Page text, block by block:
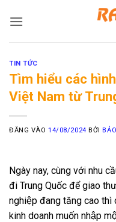
qua
TIN TỨC
Tìm hiểu các
Việt Nam từ
ĐĂNG VÀO14/08/2024 BỞI
Ngày nay, cùng với nhu
đi Trung Quốc để giao
nghiệp đang tăng cao thì
kinh doanh muốn nhập